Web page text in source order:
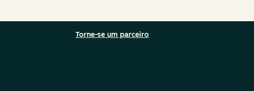
Torne-se um parceiro